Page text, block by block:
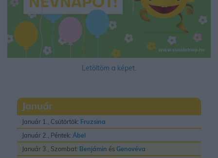
Letöltöm a képet.
Január
Január 1., Csütörtök: Fruzsina
Január 2., Péntek: Ábel
Január 3., Szombat: Benjámin és Genovéva